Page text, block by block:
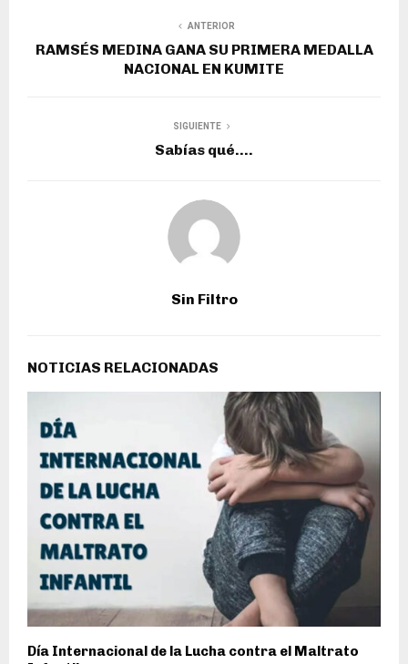
ANTERIOR
RAMSÉS MEDINA GANA SU PRIMERA MEDALLA
NACIONAL EN KUMITE
SIGUIENTE
Sabías qué….
Sin Filtro
NOTICIAS RELACIONADAS
Día Internacional de la Lucha contra el Maltrato